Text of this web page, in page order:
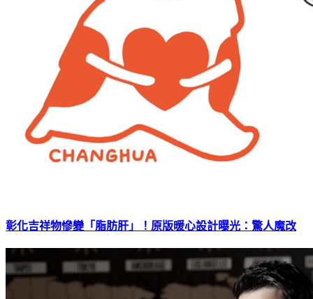
彰化吉祥物慘變「脂肪肝」！原版暖心設計曝光：驚人魔改